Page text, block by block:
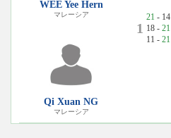
WEE Yee Hern
マレーシア
Qi Xuan NG
マレーシア
1
21 - 14
18 - 21
11 - 21